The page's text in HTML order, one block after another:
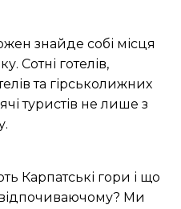
знайде собі місця
Сотні готелів,
та гірськолижних
туристів не лише з
Карпатські гори і що
Ми